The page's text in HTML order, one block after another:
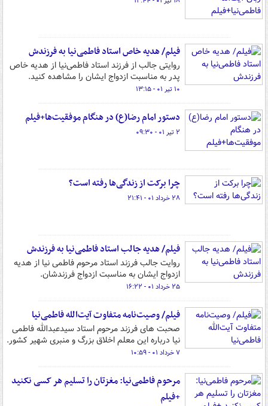
فیلم/ هدیه خاص استاد فاطمی‌نیا به فرزندش
روایتی جالب از فرزند استاد فاطمی‌نیا از هدیه خاص
پدر به مناسبت ازدواج ایشان را مشاهده کنید.
۱۰ تیر ۰۱ - ۱۳:۱۵
دستور امام رضا(ع) در هنگام موفقیت‌ها+فیلم
۲ تیر ۰۱ - ۰۹:۳۰
چرا برکت از زندگی‌ها رفته است؟
۲۸ خرداد ۰۱ - ۲۱:۴۱
فیلم/ هدیه جالب استاد فاطمی‌نیا به فرزندش
روایت جالب فرزند استاد مرحوم فاطمی نیا از هدیه
ازدواج ایشان به مناسبت ازدواج فرزندشان.
۲۵ خرداد ۰۱ - ۱۶:۲۲
فیلم/ وصیت‌نامه متفاوت آیت‌الله فاطمی‌نیا
صحبت های فرزند مرحوم استاد سیدعبدالله فاطمی
نیا درباره این معلم اخلاق بزرگ و منبری شهیر کشور.
۷ خرداد ۰۱ - ۱۰:۵۹
مرحوم فاطمی‌نیا: مغزتان را تسلیم هر کسی نکنید
+فیلم